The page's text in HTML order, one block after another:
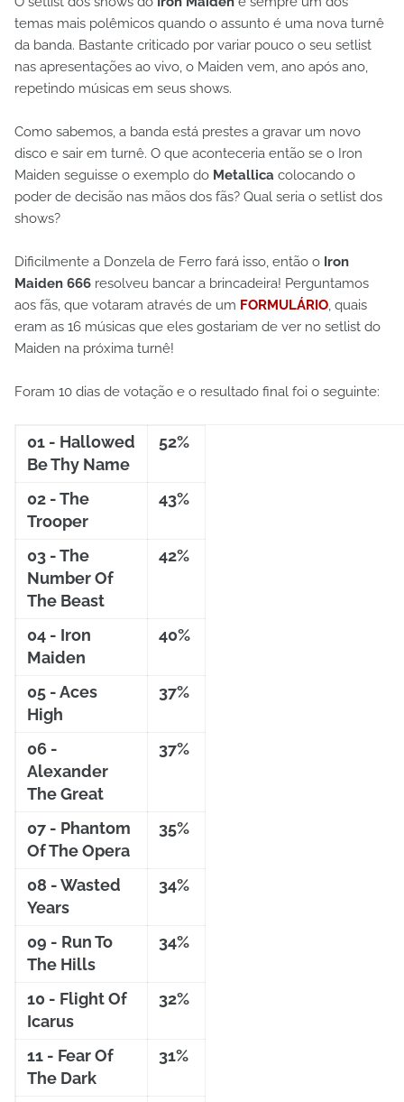
temas mais polêmicos quando o assunto é uma nova turnê
da banda. Bastante criticado por variar pouco o seu setlist
nas apresentações ao vivo, o Maiden vem, ano após ano,
repetindo músicas em seus shows.
Como sabemos, a banda está prestes a gravar um novo
disco e sair em turnê. O que aconteceria então se o Iron
Maiden seguisse o exemplo do Metallica colocando o
poder de decisão nas mãos dos fãs? Qual seria o setlist dos
shows?
Dificilmente a Donzela de Ferro fará isso, então o Iron
Maiden 666 resolveu bancar a brincadeira! Perguntamos
aos fãs, que votaram através de um FORMULÁRIO, quais
eram as 16 músicas que eles gostariam de ver no setlist do
Maiden na próxima turnê!
Foram 10 dias de votação e o resultado final foi o seguinte:
01 - Hallowed
Be Thy Name
52%
02 - The
Trooper
43%
03 - The
Number Of
The Beast
42%
04 - Iron
Maiden
40%
05 - Aces
High
37%
06 -
Alexander
The Great
37%
07 - Phantom
Of The Opera
35%
08 - Wasted
Years
34%
09 - Run To
The Hills
34%
10 - Flight Of
Icarus
32%
11 - Fear Of
The Dark
31%